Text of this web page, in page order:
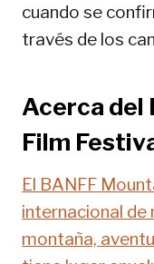
cuando se
través de los
Acerca del
Film
El BANFF
internacional de
montaña,